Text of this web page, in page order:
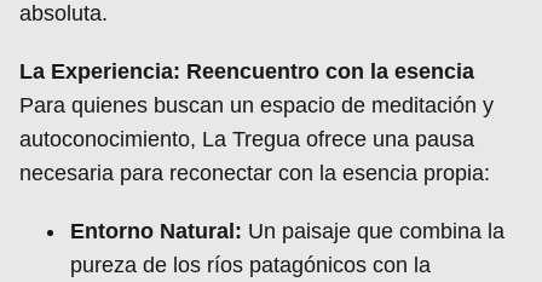
absoluta.
La Experiencia: Reencuentro con la esencia
Para quienes buscan un espacio de meditación y
autoconocimiento, La Tregua ofrece una pausa
necesaria para reconectar con la esencia propia:
Entorno Natural: Un paisaje que combina la
pureza de los ríos patagónicos con la